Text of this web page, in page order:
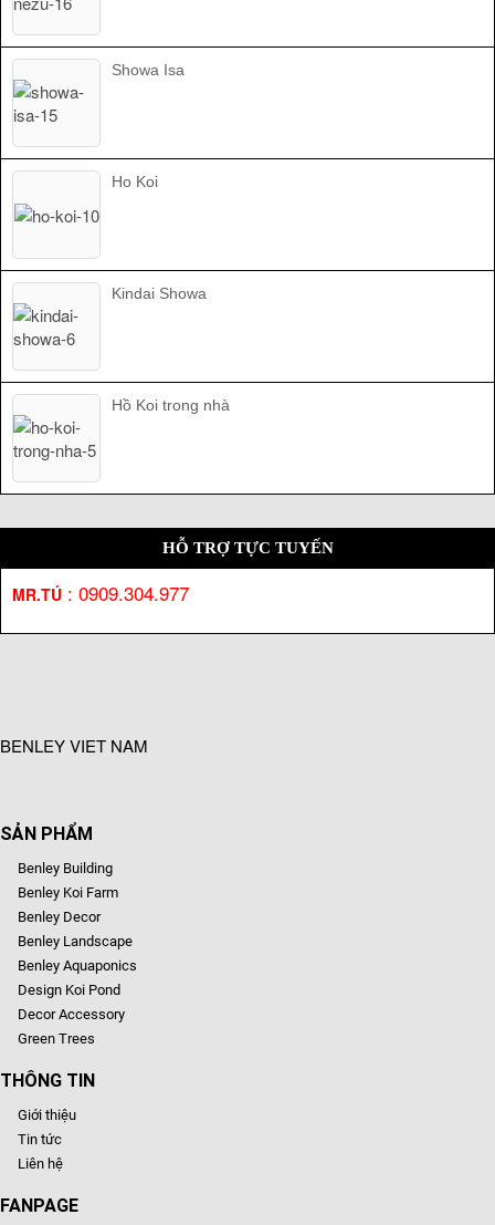
Showa Isa
Ho Koi
Kindai Showa
Hồ Koi trong nhà
HỖ TRỢ TỰC TUYẾN
MR.TÚ : 0909.304.977
BENLEY VIET NAM
SẢN PHẨM
Benley Building
Benley Koi Farm
Benley Decor
Benley Landscape
Benley Aquaponics
Design Koi Pond
Decor Accessory
Green Trees
THÔNG TIN
Giới thiệu
Tin tức
Liên hệ
FANPAGE